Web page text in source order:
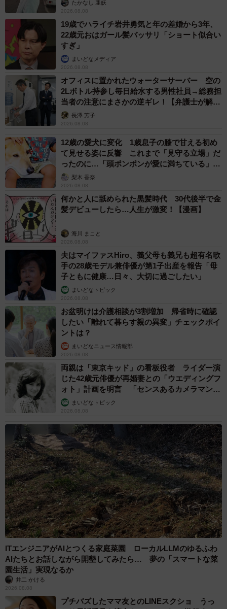
たかなし 亜妖
2026.08.08
19歳でハライチ岩井勇気と年の差婚から3年、
22歳元おはガール髪バッサリ「ショート似合い
すぎ」
まいどなメディア
2026.08.08
オフィスに置かれたウォーターサーバー 空の
2Lボトル持参し毎日給水する男性社員→総務担
当者の注意にまさかの逆ギレ！【弁護士が解
説】長澤 芳子
2026.08.08
12歳の愛犬に変化 1歳息子の膝で甘える初め
て見せる姿に反響 これまで「見守る立場」だ
ったのに…「頭ポンポンが愛に満ちている」
「尊…」
梨木 香奈
2026.08.08
何かと人に舐められた黒髪時代 30代後半で金
髪デビューしたら…人生が激変！【漫画】
海川 まこと
2026.08.08
夫はマイファスHiro、義父母も義兄も超有名歌
手の28歳モデル兼俳優が第1子出産を報告「母
子ともに健康…日々、大切に過ごしたい」
まいどなトピック
2026.08.08
お盆明けは介護相談が3割増加 帰省時に確認
したい「離れて暮らす親の異変」チェックポイ
ントは？
まいどなニュース情報部
2026.08.08
両親は「東京キッド」の看板役者 ライダー演
じた42歳元俳優が再婚妻との「ウエディングフ
ォト」計画を明言 「センスあるカメラマン求
む」まいどなトピック
2026.08.08
ITエンジニアがAIとつくる家庭菜園 ローカルLLMのゆるふわ
AIたちとお話しながら開墾してみたら… 夢の「スマートな菜
園生活」実現なるか
井二 かける
2026.08.08
プチバズしたママ友とのLINEスクショ うっ